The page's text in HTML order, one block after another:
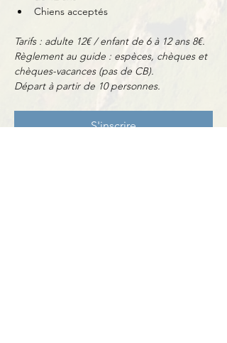
Chiens acceptés
Tarifs : adulte 12€ / enfant de 6 à 12 ans 8€.
Règlement au guide : espèces, chèques et
chèques-vacances (pas de CB).
Départ à partir de 10 personnes.
S'inscrire